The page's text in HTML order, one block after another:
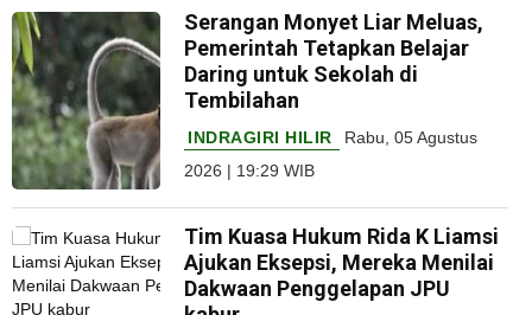
Serangan Monyet Liar Meluas,
Pemerintah Tetapkan Belajar
Daring untuk Sekolah di
Tembilahan
INDRAGIRI HILIR
Rabu, 05 Agustus
2026 | 19:29 WIB
Tim Kuasa Hukum Rida K Liamsi
Ajukan Eksepsi, Mereka Menilai
Dakwaan Penggelapan JPU